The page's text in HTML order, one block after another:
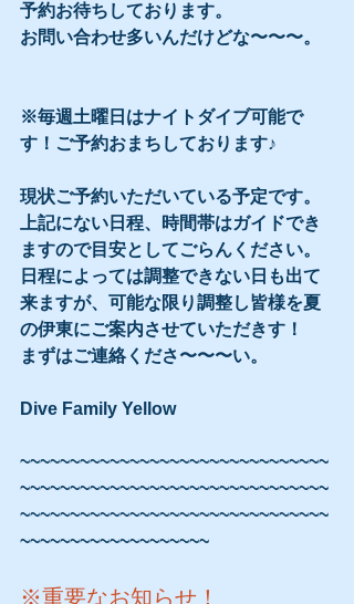
予約お待ちしております。
お問い合わせ多いんだけどな〜〜〜。
※毎週土曜日はナイトダイブ可能で
す！ご予約おまちしております♪
現状ご予約いただいている予定です。
上記にない日程、時間帯はガイドでき
ますので目安としてごらんください。
日程によっては調整できない日も出て
来ますが、可能な限り調整し皆様を夏
の伊東にご案内させていただきす！
まずはご連絡くださ〜〜〜い。
Dive Family Yellow
~~~~~~~~~~~~~~~~~~~~~~~~~~~~~~~
~~~~~~~~~~~~~~~~~~~~~~~~~~~~~~~
~~~~~~~~~~~~~~~~~~~~~~~~~~~~~~~
~~~~~~~~~~~~~~~~~~~
※重要なお知らせ！